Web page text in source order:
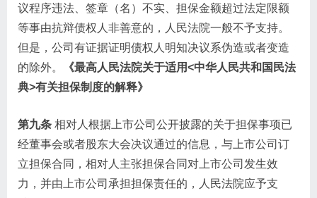
议程序违法、签章（名）不实、担保金额超过法定限额
等事由抗辩债权人非善意的，人民法院一般不予支持。
但是，公司有证据证明债权人明知决议系伪造或者变造
的除外。
《最高人民法院关于适用<中华人民共和国民法
典>有关担保制度的解释》
第九条 相对人根据上市公司公开披露的关于担保事项已
经董事会或者股东大会决议通过的信息，与上市公司订
立担保合同，相对人主张担保合同对上市公司发生效
力，并由上市公司承担担保责任的，人民法院应予支